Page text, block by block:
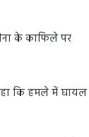
के काफिले पर
कहा कि हमले में घायल